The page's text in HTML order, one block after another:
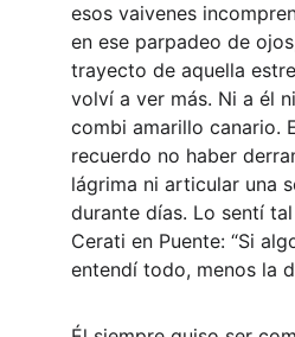
esos vaivenes
en ese parpadeo de
trayecto de aquella
volví a ver más. Ni a él
combi amarillo canario.
recuerdo no haber
lágrima ni articular una
durante días. Lo sentí
Cerati en Puente: “Si
entendí todo, menos la